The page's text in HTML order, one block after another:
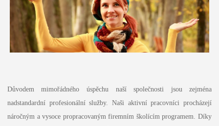
Důvodem mimořádného úspěchu naší společnosti jsou zejména
nadstandardní profesionální služby. Naši aktivní pracovníci procházejí
náročným a vysoce propracovaným firemním školícím programem. Díky